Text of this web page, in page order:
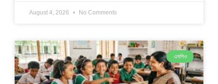
August 4, 2026 No Comments
এমপিও